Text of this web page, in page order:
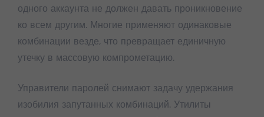
одного аккаунта не должен давать проникновение
ко всем другим. Многие применяют одинаковые
комбинации везде, что превращает единичную
утечку в массовую компрометацию.
Управители паролей снимают задачу удержания
изобилия запутанных комбинаций. Утилиты